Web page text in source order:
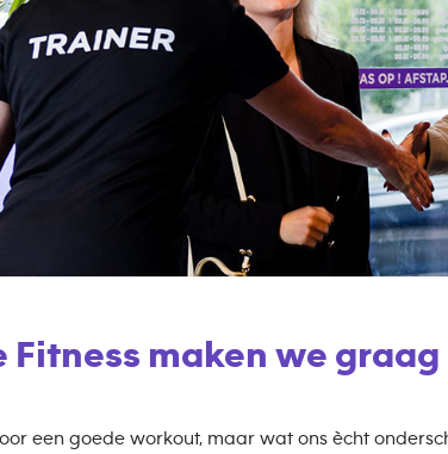
Fitness maken we graag
een goede workout, maar wat ons ècht